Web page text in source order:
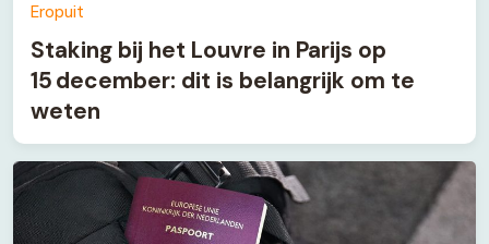
Eropuit
Staking bij het Louvre in Parijs op
15 december: dit is belangrijk om te
weten